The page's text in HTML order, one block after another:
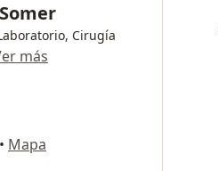
Cirugía
más
• Mapa